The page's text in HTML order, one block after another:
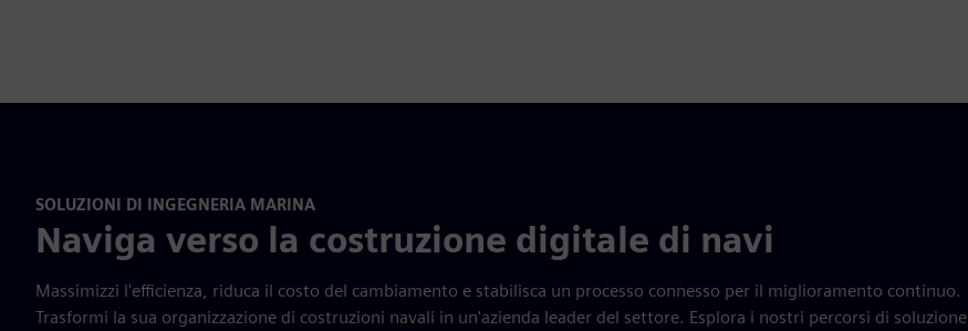
SOLUZIONI DI INGEGNERIA MARINA
Naviga verso la costruzione digitale di navi
Massimizzi l'efficienza, riduca il costo del cambiamento e stabilisca un processo connesso per il miglioramento continuo.
Trasformi la sua organizzazione di costruzioni navali in un'azienda leader del settore. Esplora i nostri percorsi di soluzione